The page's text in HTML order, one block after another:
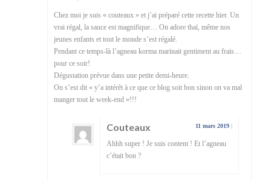
Chez moi je suis « couteaux » et j’ai préparé cette recette hier. Un
vrai régal, la sauce est magnifique… On adore thaï, même nos
jeunes enfants et tout le monde s’est régalé.
Pendant ce temps-là l’agneau korma marinait gentiment au frais…
pour ce soir!
Dégustation prévue dans une petite demi-heure.
On s’est dit « y’a intérêt à ce que ce blog soit bon sinon on va mal
manger tout le week-end »!!!
Couteaux 11 mars 2019 |
Ahhh super ! Je suis content ! Et l’agneau
c’était bon ?